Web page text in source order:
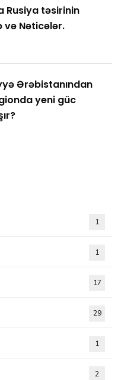
Rusiya təsirinin
və Nəticələr.
Ərəbistanından
yeni güc
1
1
17
29
1
2